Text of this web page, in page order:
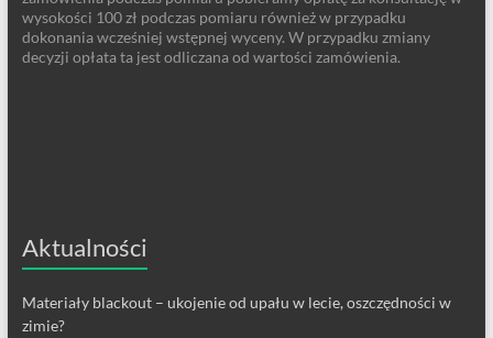
wysokości 100 zł podczas pomiaru również w przypadku
dokonania wcześniej wstępnej wyceny. W przypadku zmiany
decyzji opłata ta jest odliczana od wartości zamówienia.
Aktualności
Materiały blackout – ukojenie od upału w lecie, oszczędności w
zimie?